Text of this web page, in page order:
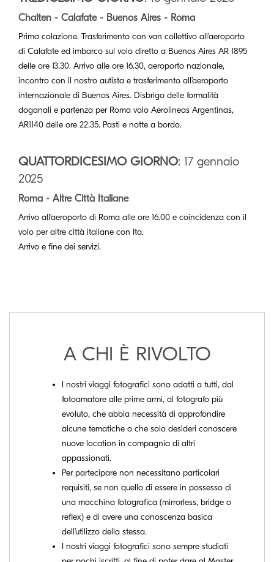
Chalten - Calafate - Buenos Aires - Roma
Prima colazione. Trasferimento con van collettivo all’aeroporto
di Calafate ed imbarco sul volo diretto a Buenos Aires AR 1895
delle ore 13.30. Arrivo alle ore 16.30, aeroporto nazionale,
incontro con il nostro autista e trasferimento all’aeroporto
internazionale di Buenos Aires. Disbrigo delle formalità
doganali e partenza per Roma volo Aerolineas Argentinas,
AR1140 delle ore 22.35. Pasti e notte a bordo.
QUATTORDICESIMO GIORNO: 17 gennaio
2025
Roma - Altre Città Italiane
Arrivo all’aeroporto di Roma alle ore 16.00 e coincidenza con il
volo per altre città italiane con Ita.
Arrivo e fine dei servizi.
A CHI È RIVOLTO
I nostri viaggi fotografici sono adatti a tutti, dal
fotoamatore alle prime armi, al fotografo più
evoluto, che abbia necessità di approfondire
alcune tematiche o che solo desideri conoscere
nuove location in compagnia di altri
appassionati.
Per partecipare non necessitano particolari
requisiti, se non quello di essere in possesso di
una macchina fotografica (mirrorless, bridge o
reflex) e di avere una conoscenza basica
dell’utilizzo della stessa.
I nostri viaggi fotografici sono sempre studiati